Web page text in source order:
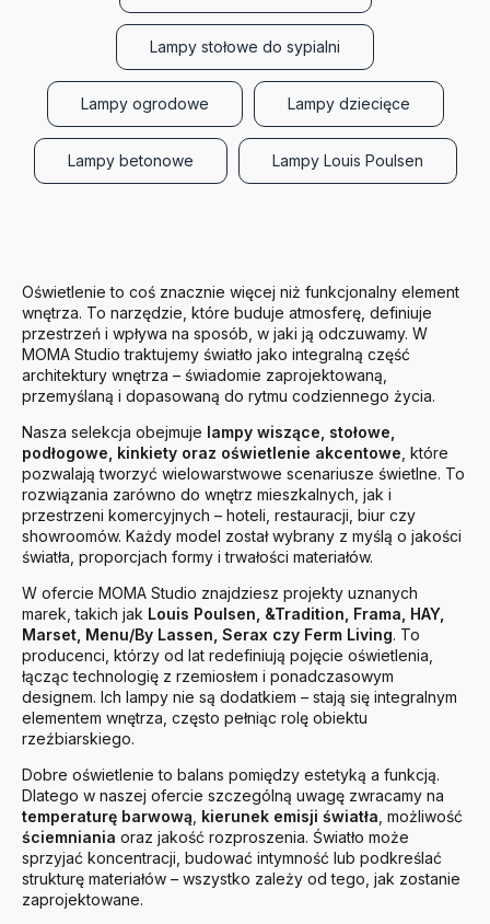
Lampy stołowe do sypialni
Lampy ogrodowe Lampy dziecięce
Lampy betonowe Lampy Louis Poulsen
Oświetlenie to coś znacznie więcej niż funkcjonalny element
wnętrza. To narzędzie, które buduje atmosferę, definiuje
przestrzeń i wpływa na sposób, w jaki ją odczuwamy. W
MOMA Studio traktujemy światło jako integralną część
architektury wnętrza – świadomie zaprojektowaną,
przemyślaną i dopasowaną do rytmu codziennego życia.
Nasza selekcja obejmuje lampy wiszące, stołowe,
podłogowe, kinkiety oraz oświetlenie akcentowe , które
pozwalają tworzyć wielowarstwowe scenariusze świetlne. To
rozwiązania zarówno do wnętrz mieszkalnych, jak i
przestrzeni komercyjnych – hoteli, restauracji, biur czy
showroomów. Każdy model został wybrany z myślą o jakości
światła, proporcjach formy i trwałości materiałów.
W ofercie MOMA Studio znajdziesz projekty uznanych
marek, takich jak Louis Poulsen, &Tradition, Frama, HAY,
Marset, Menu/By Lassen, Serax czy Ferm Living. To
producenci, którzy od lat redefiniują pojęcie oświetlenia,
łącząc technologię z rzemiosłem i ponadczasowym
designem. Ich lampy nie są dodatkiem – stają się integralnym
elementem wnętrza, często pełniąc rolę obiektu
rzeźbiarskiego.
Dobre oświetlenie to balans pomiędzy estetyką a funkcją.
Dlatego w naszej ofercie szczególną uwagę zwracamy na
temperaturę barwową kierunek emisji światła , możliwość
ściemniania oraz jakość rozproszenia. Światło może
sprzyjać koncentracji, budować intymność lub podkreślać
strukturę materiałów – wszystko zależy od tego, jak zostanie
zaprojektowane.